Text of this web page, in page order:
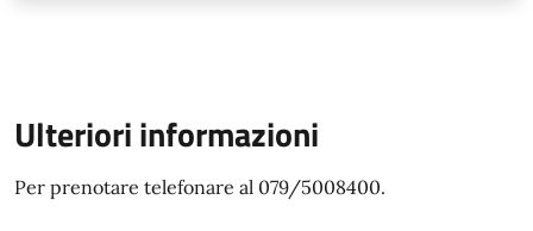
Ulteriori informazioni
Per prenotare telefonare al 079/5008400.